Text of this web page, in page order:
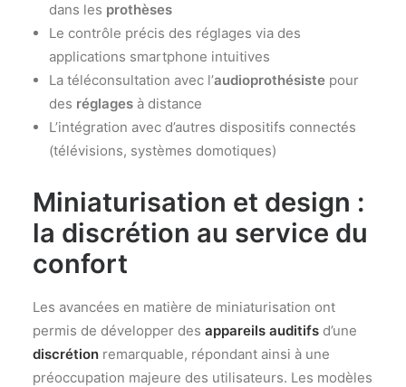
dans les prothèses
Le contrôle précis des réglages via des
applications smartphone intuitives
La téléconsultation avec l’audioprothésiste pour
des réglages à distance
L’intégration avec d’autres dispositifs connectés
(télévisions, systèmes domotiques)
Miniaturisation et design :
la discrétion au service du
confort
Les avancées en matière de miniaturisation ont
permis de développer des appareils auditifs d’une
discrétion remarquable, répondant ainsi à une
préoccupation majeure des utilisateurs. Les modèles